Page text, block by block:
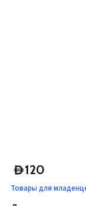
D120
Товары для